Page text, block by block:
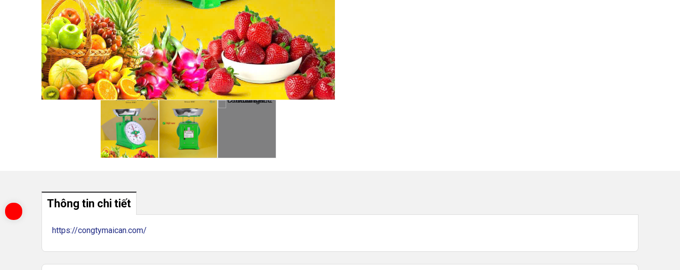
Thông tin chi tiết
https://congtymaican.com/